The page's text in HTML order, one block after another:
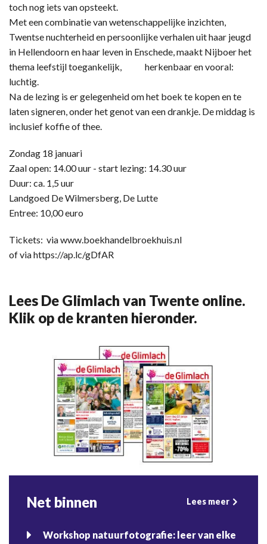
toch nog iets van opsteekt.
Met een combinatie van wetenschappelijke inzichten,
Twentse nuchterheid en persoonlijke verhalen uit haar jeugd
in Hellendoorn en haar leven in Enschede, maakt Nijboer het
thema leefstijl toegankelijk, herkenbaar en vooral:
luchtig.
Na de lezing is er gelegenheid om het boek te kopen en te
laten signeren, onder het genot van een drankje. De middag is
inclusief koffie of thee.
Zondag 18 januari
Zaal open: 14.00 uur - start lezing: 14.30 uur
Duur: ca. 1,5 uur
Landgoed De Wilmersberg, De Lutte
Entree: 10,00 euro
Tickets: via www.boekhandelbroekhuis.nl
of via https://ap.lc/gDfAR
Lees De Glimlach van Twente online.
Klik op de kranten hieronder.
Net binnen Lees meer
Workshop natuurfotografie: leer van elke